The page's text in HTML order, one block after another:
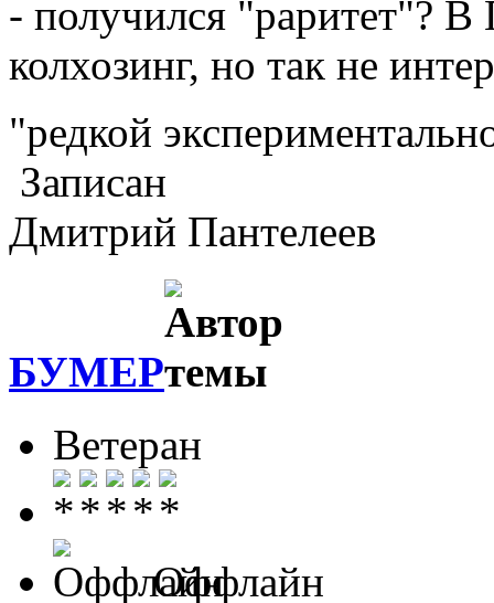
- получился "раритет"? В
колхозинг, но так не
"редкой
Записан
Дмитрий Пантелеев
БУМЕР
Ветеран
Оффлайн